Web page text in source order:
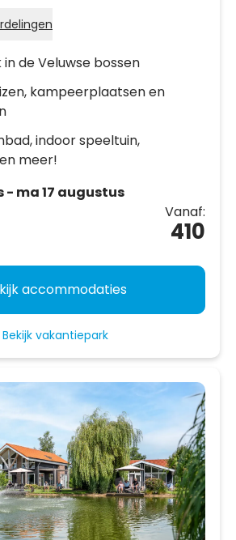
de Veluwse bossen
kampeerplaatsen en
indoor speeltuin,
meer!
- ma 17 augustus
Vanaf:
410
accommodaties
Bekijk vakantiepark